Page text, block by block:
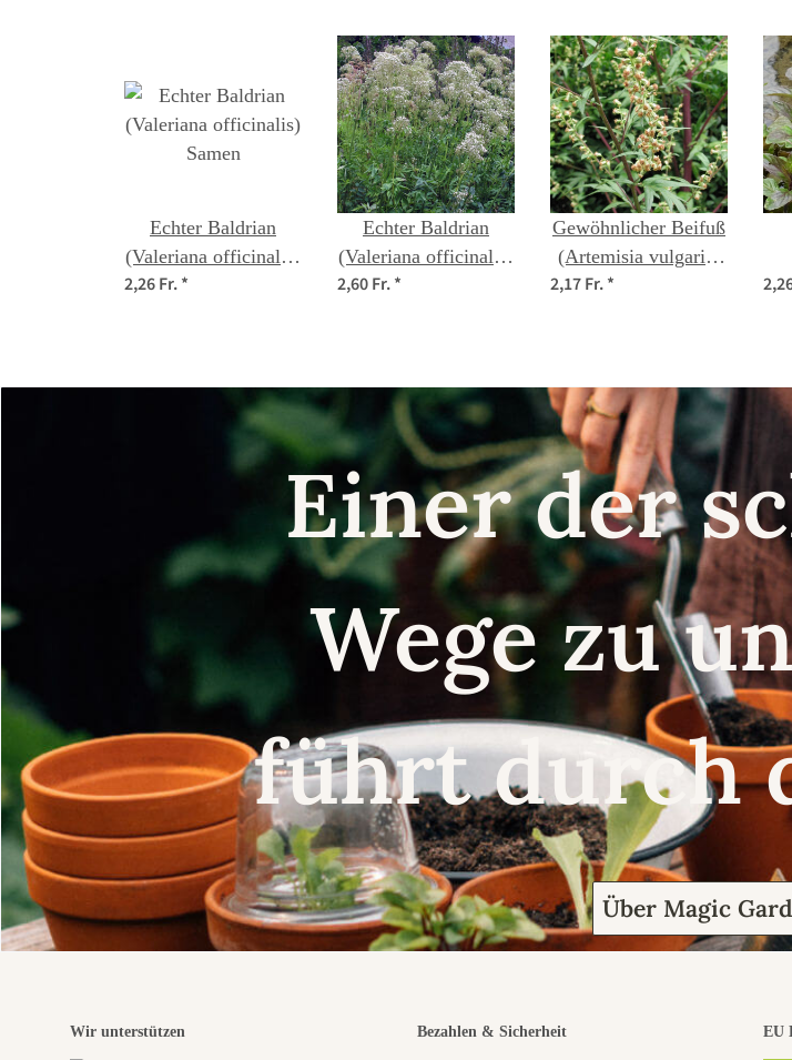
Echter Baldrian
(Valeriana officinalis)
Samen
2,26 Fr.*
Echter Baldrian
(Valeriana officinalis)
Bio Saatgut
2,60 Fr.*
Gewöhnlicher Beifuß
(Artemisia vulgaris)
Samen
2,17 Fr.*
Einer der
Wege zu
führt durch
Über Magic
Wir unterstützen Bezahlen & Sicherheit EU